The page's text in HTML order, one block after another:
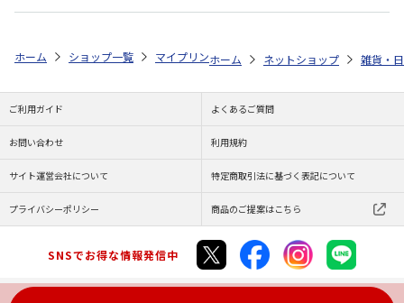
ホーム ショップ一覧 マイプリント カーステッカー【ジャックラ
ホーム ネットショップ 雑貨・
ご利用ガイド よくあるご質問
お問い合わせ 利用規約
サイト運営会社について 特定商取引法に基づく表記について
プライバシーポリシー 商品のご提案はこちら
SNSでお得な情報発信中